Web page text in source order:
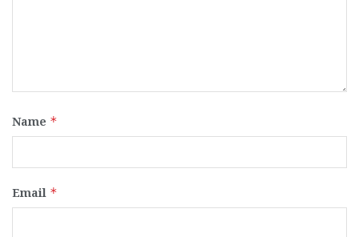
Name *
Email *